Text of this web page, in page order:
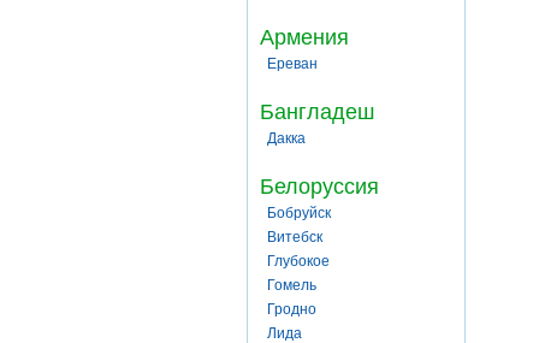
Армения
Ереван
Бангладеш
Дакка
Белоруссия
Бобруйск
Витебск
Глубокое
Гомель
Гродно
Лида